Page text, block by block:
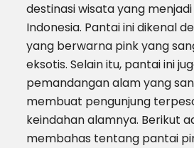
destinasi wisata yang
Indonesia. Pantai ini dikenal
yang berwarna pink yang
eksotis. Selain itu, pantai ini
pemandangan alam yang
membuat pengunjung
keindahan alamnya. Berikut
membahas tentang pantai